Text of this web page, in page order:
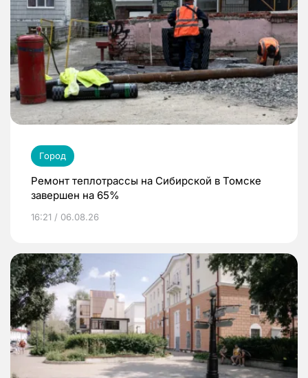
Город
Ремонт теплотрассы на Сибирской в Томске
завершен на 65%
16:21 / 06.08.26